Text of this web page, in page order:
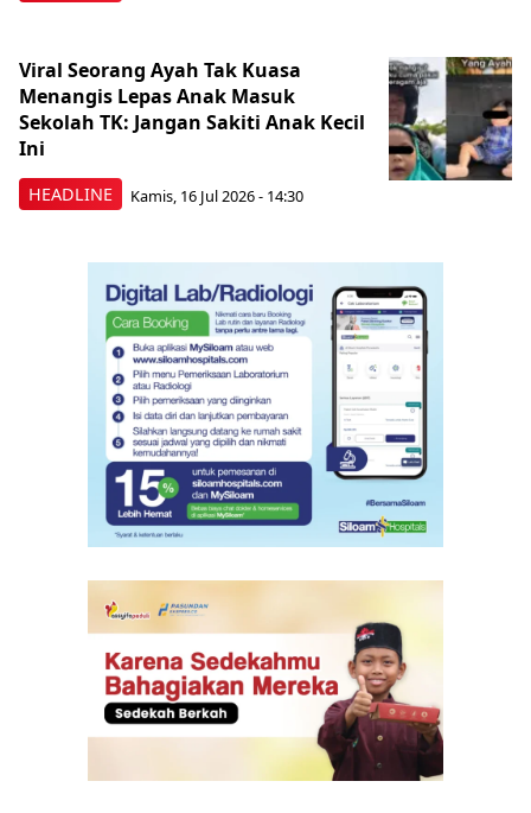
HEADLINE
Viral Seorang Ayah Tak Kuasa
Menangis Lepas Anak Masuk
Sekolah TK: Jangan Sakiti Anak Kecil
Ini
Kamis, 16 Jul 2026 - 14:30